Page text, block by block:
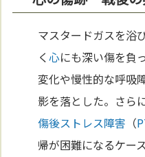
マスタードガスを浴
く心にも深い傷を負
変化や慢性的な呼吸
影を落とした。さら
傷後ストレス障害 （
帰が困難になるケー